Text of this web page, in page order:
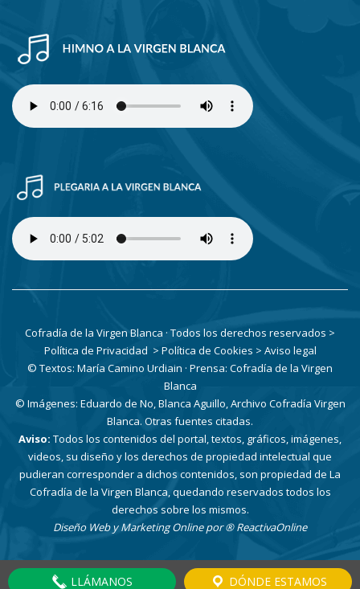
Cofradía de la Virgen Blanca · Todos los derechos reservados >
Política de Privacidad > Política de Cookies > Aviso legal
© Textos: María Camino Urdiain · Prensa: Cofradía de la Virgen
Blanca
© Imágenes: Eduardo de No, Blanca Aguillo, Archivo Cofradía Virgen
Blanca. Otras fuentes citadas.
Aviso: Todos los contenidos del portal, textos, gráficos, imágenes,
videos, su diseño y los derechos de propiedad intelectual que
pudieran corresponder a dichos contenidos, son propiedad de La
Cofradía de la Virgen Blanca, quedando reservados todos los
derechos sobre los mismos.
Diseño Web y Marketing Online por® ReactivaOnline
LLÁMANOS DÓNDE ESTAMOS